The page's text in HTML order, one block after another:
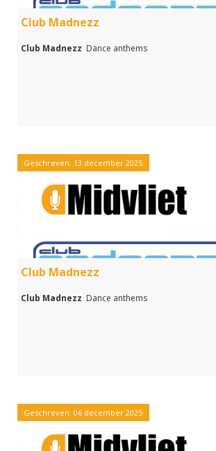
Club Madnezz
Club Madnezz Dance anthems
Geschreven: 13 december 2025
Club Madnezz
Club Madnezz Dance anthems
Geschreven: 06 december 2025